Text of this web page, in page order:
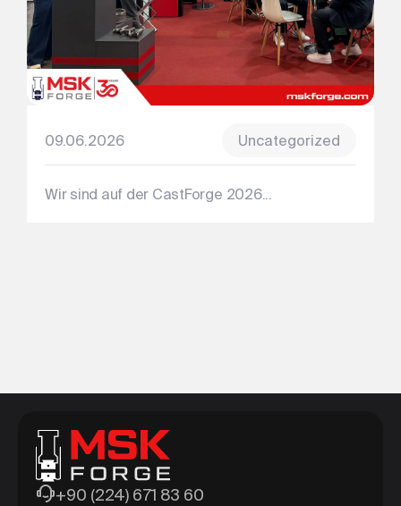
09.06.2026 Uncategorized
Wir sind auf der CastForge 2026...
+90 (224) 671 83 60